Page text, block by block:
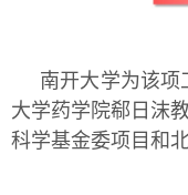
南开大学为该
大学药学院郗日沫
科学基金委项目和